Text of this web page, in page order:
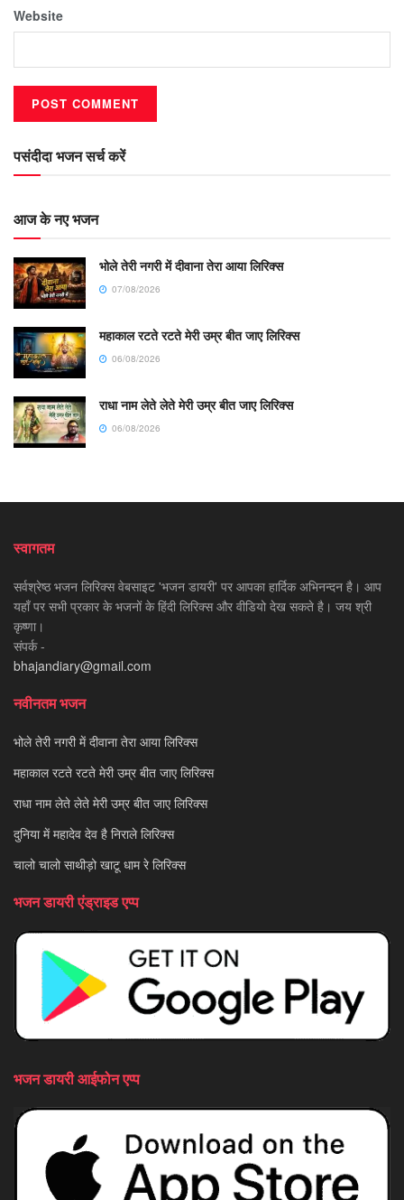
Website
पसंदीदा भजन सर्च करें
आज के नए भजन
भोले तेरी नगरी में दीवाना तेरा आया लिरिक्स
07/08/2026
महाकाल रटते रटते मेरी उम्र बीत जाए लिरिक्स
06/08/2026
राधा नाम लेते लेते मेरी उम्र बीत जाए लिरिक्स
06/08/2026
स्वागतम
सर्वश्रेष्ठ भजन लिरिक्स वेबसाइट 'भजन डायरी' पर आपका हार्दिक अभिनन्दन है। आप
यहाँ पर सभी प्रकार के भजनों के हिंदी लिरिक्स और वीडियो देख सकते है। जय श्री
कृष्णा।
संपर्क -
bhajandiary@gmail.com
नवीनतम भजन
भोले तेरी नगरी में दीवाना तेरा आया लिरिक्स
महाकाल रटते रटते मेरी उम्र बीत जाए लिरिक्स
राधा नाम लेते लेते मेरी उम्र बीत जाए लिरिक्स
दुनिया में महादेव देव है निराले लिरिक्स
चालो चालो साथीड़ो खाटू धाम रे लिरिक्स
भजन डायरी एंड्राइड एप्प
भजन डायरी आईफोन एप्प